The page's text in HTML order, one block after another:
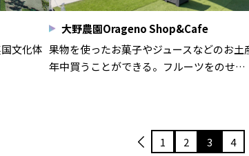
文化体
大野農園Orageno Shop&Cafe
果物を使ったお菓子やジュースなどのお土
年中買うことができる。フルーツをのせ…
1 2 3 4